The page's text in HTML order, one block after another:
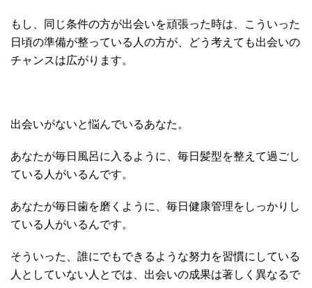
もし、同じ条件の方が出会いを頑張った時は、こういった
日頃の準備が整っている人の方が、どう考えても出会いの
チャンスは広がります。
出会いがないと悩んでいるあなた。
あなたが毎日風呂に入るように、毎日髪型を整えて過ごし
ている人がいるんです。
あなたが毎日歯を磨くように、毎日健康管理をしっかりし
ている人がいるんです。
そういった、誰にでもできるような努力を習慣にしている
人としていない人とでは、出会いの成果は著しく異なるで